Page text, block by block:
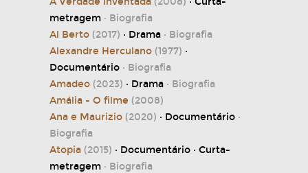
metragem · Biografia
Al Berto (2017) · Drama · Biografia
Alexandre Herculano (1977) ·
Documentário · Biografia
Amadeo (2023) · Drama · Biografia
Amália - O filme (2008)
Ana e Maurizio (2020) · Documentário ·
Biografia
Atopia (2015) · Documentário · Curta-
metragem · Biografia